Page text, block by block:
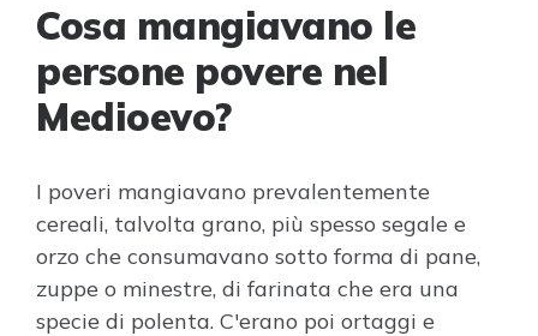
Cosa mangiavano le
persone povere nel
Medioevo?
I poveri mangiavano prevalentemente
cereali, talvolta grano, più spesso segale e
orzo che consumavano sotto forma di pane,
zuppe o minestre, di farinata che era una
specie di polenta. C'erano poi ortaggi e